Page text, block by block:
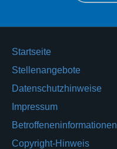
Startseite
Stellenangebote
Datenschutzhinweise
Impressum
Betroffeneninformationen
Copyright-Hinweis